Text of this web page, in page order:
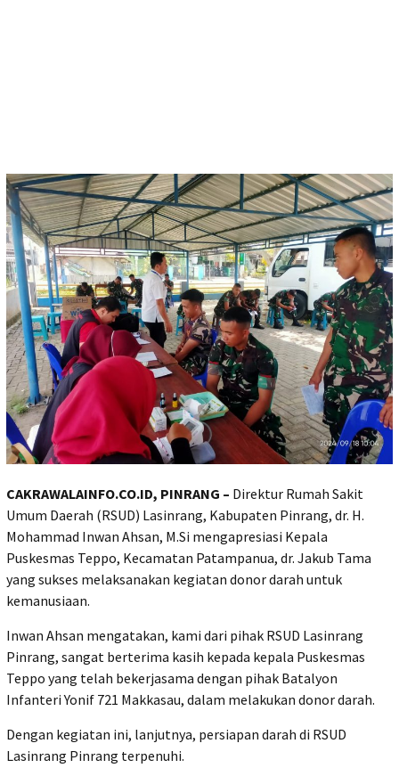
CAKRAWALAINFO.CO.ID, PINRANG – Direktur Rumah Sakit
Umum Daerah (RSUD) Lasinrang, Kabupaten Pinrang, dr. H.
Mohammad Inwan Ahsan, M.Si mengapresiasi Kepala
Puskesmas Teppo, Kecamatan Patampanua, dr. Jakub Tama
yang sukses melaksanakan kegiatan donor darah untuk
kemanusiaan.
Inwan Ahsan mengatakan, kami dari pihak RSUD Lasinrang
Pinrang, sangat berterima kasih kepada kepala Puskesmas
Teppo yang telah bekerjasama dengan pihak Batalyon
Infanteri Yonif 721 Makkasau, dalam melakukan donor darah.
Dengan kegiatan ini, lanjutnya, persiapan darah di RSUD
Lasinrang Pinrang terpenuhi.